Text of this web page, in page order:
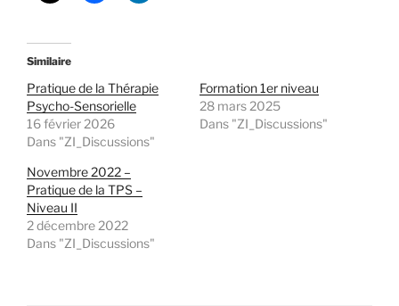
Similaire
Pratique de la Thérapie
Psycho-Sensorielle
16 février 2026
Dans "ZI_Discussions"
Formation 1er niveau
28 mars 2025
Dans "ZI_Discussions"
Novembre 2022 –
Pratique de la TPS –
Niveau II
2 décembre 2022
Dans "ZI_Discussions"